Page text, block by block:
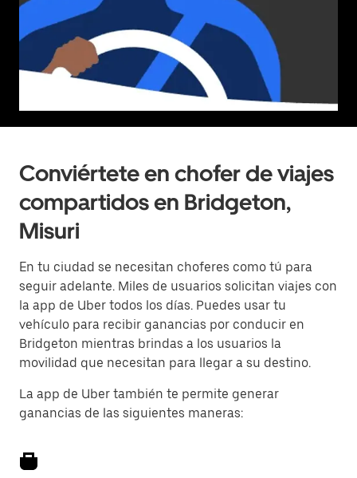
Conviértete en chofer de viajes
compartidos en Bridgeton,
Misuri
En tu ciudad se necesitan choferes como tú para
seguir adelante. Miles de usuarios solicitan viajes con
la app de Uber todos los días. Puedes usar tu
vehículo para recibir ganancias por conducir en
Bridgeton mientras brindas a los usuarios la
movilidad que necesitan para llegar a su destino.
La app de Uber también te permite generar
ganancias de las siguientes maneras: